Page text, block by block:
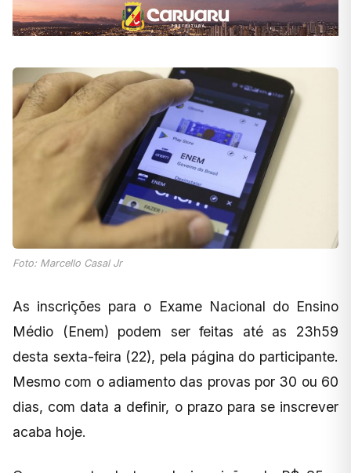
Foto: Marcello Casal Jr
As inscrições para o Exame Nacional do Ensino
Médio (Enem) podem ser feitas até as 23h59
desta sexta-feira (22), pela página do participante.
Mesmo com o adiamento das provas por 30 ou 60
dias, com data a definir, o prazo para se inscrever
acaba hoje.